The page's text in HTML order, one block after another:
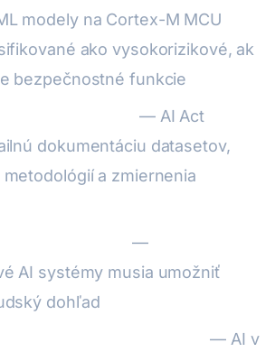
modely na Cortex-M MCU
ako vysokorizikové, ak
bezpečnostné funkcie
— AI Act
dokumentáciu datasetov,
a zmiernenia
—
AI systémy musia umožniť
dohľad
— AI v